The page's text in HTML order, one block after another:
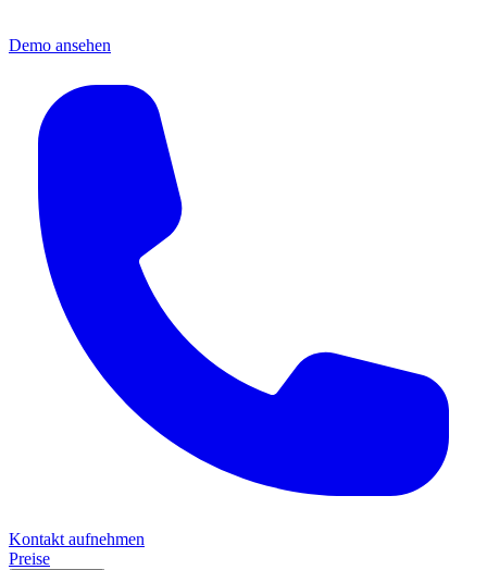
Demo ansehen
Kontakt aufnehmen
Preise